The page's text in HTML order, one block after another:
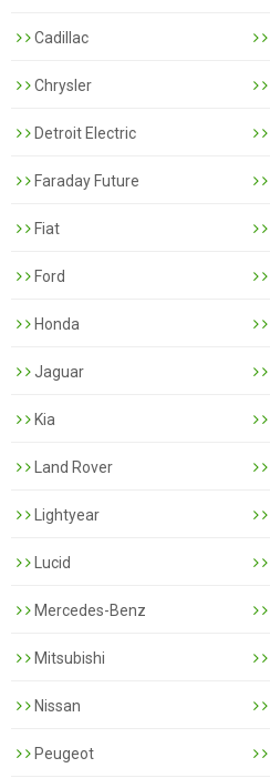
Cadillac
Chrysler
Detroit Electric
Faraday Future
Fiat
Ford
Honda
Jaguar
Kia
Land Rover
Lightyear
Lucid
Mercedes-Benz
Mitsubishi
Nissan
Peugeot